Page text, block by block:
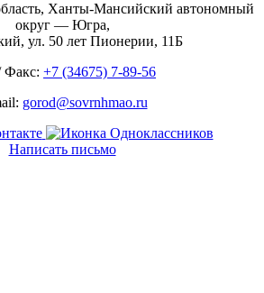
Ханты-Мансийский автономный
округ — Югра,
ул. 50 лет Пионерии, 11Б
Факс: +7 (34675) 7-89-56
gorod@sovrnhmao.ru
Написать письмо